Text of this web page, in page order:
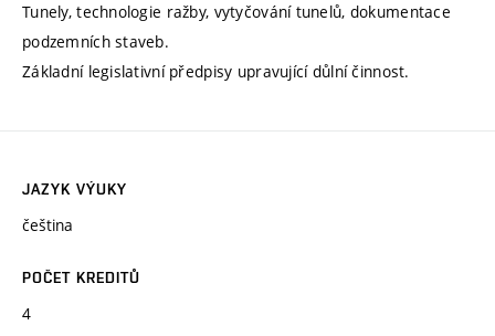
Tunely, technologie ražby, vytyčování tunelů, dokumentace
podzemních staveb.
Základní legislativní předpisy upravující důlní činnost.
JAZYK VÝUKY
čeština
POČET KREDITŮ
4